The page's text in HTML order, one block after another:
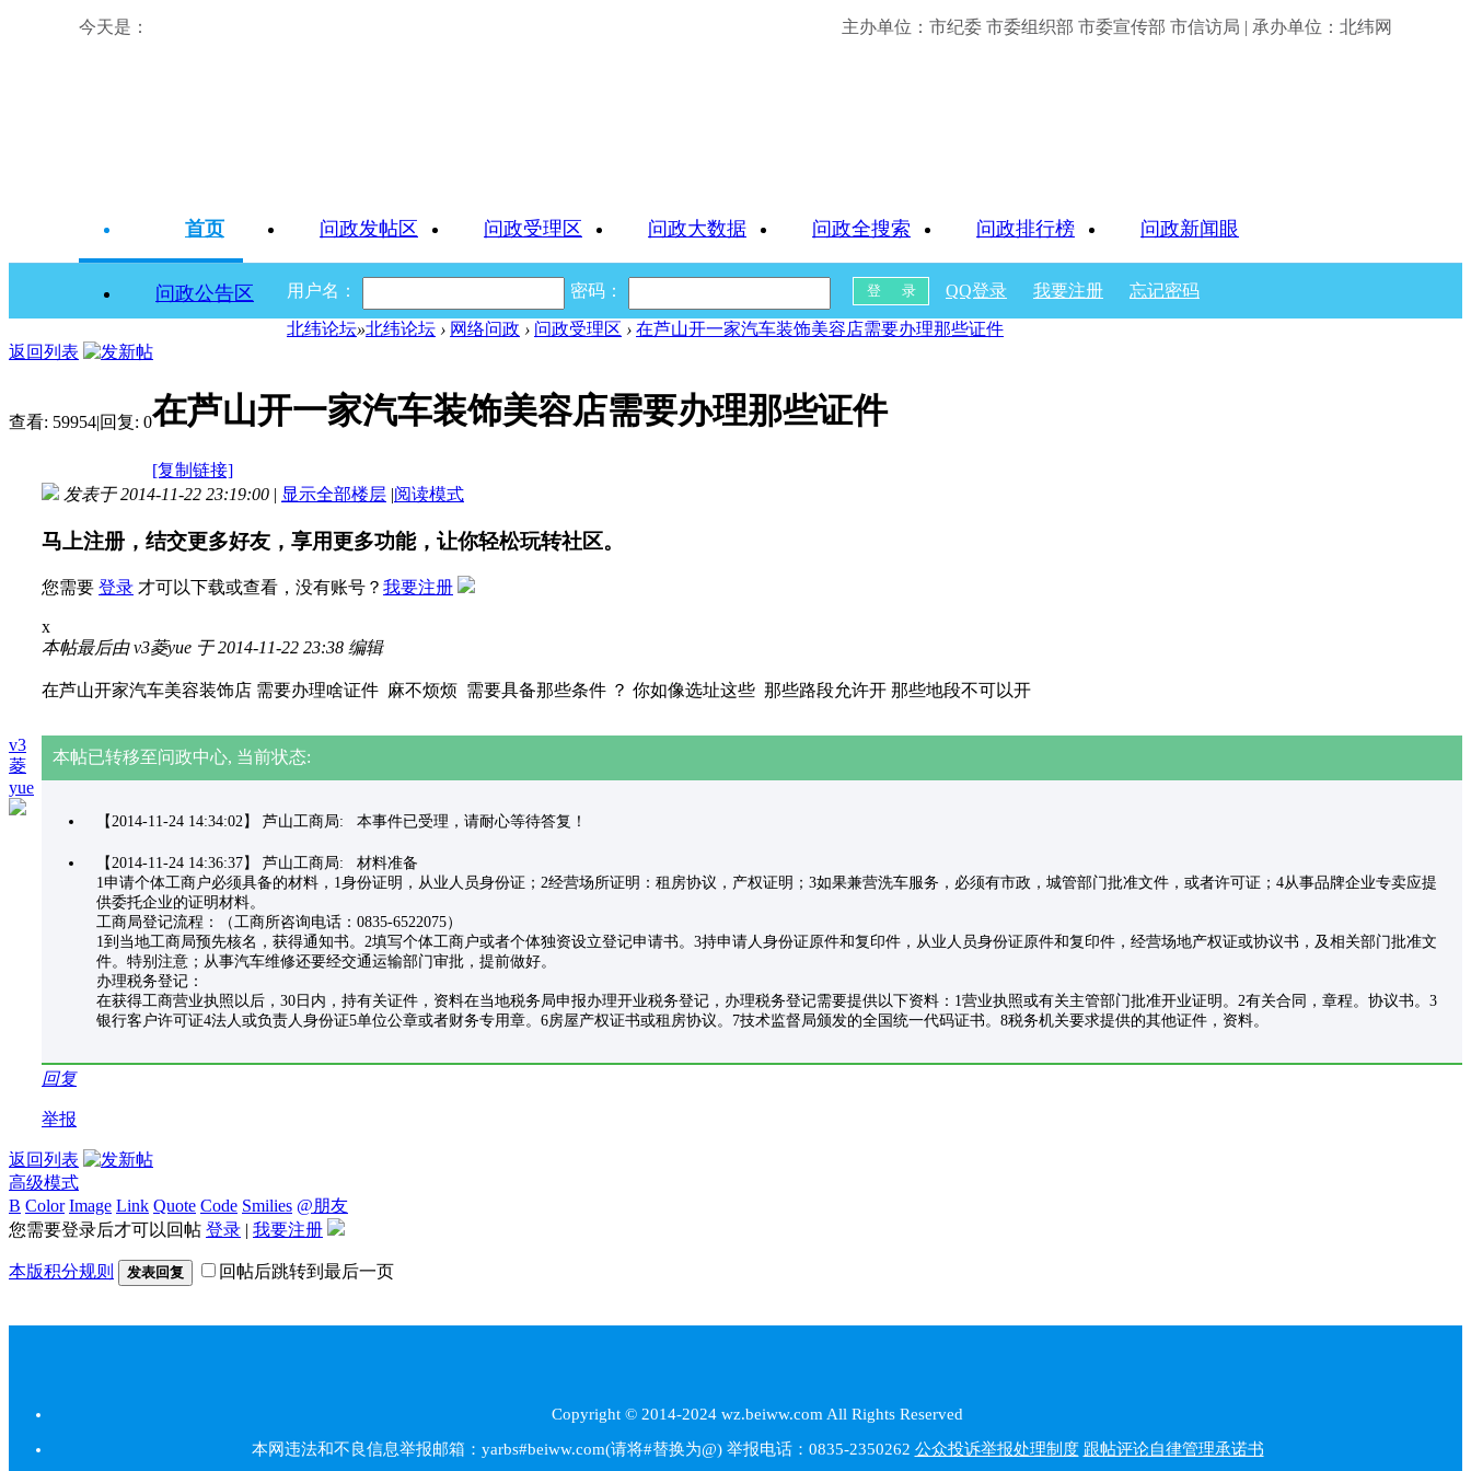
今天是： 主办单位：市纪委 市委组织部 市委宣传部 市信访局 | 承办单位：北纬网
首页 问政发帖区 问政受理区 问政大数据 问政全搜索 问政排行榜 问政新闻眼
问政公告区 用户名： 密码： QQ登录 我要注册 忘记密码
北纬论坛»北纬论坛 › 网络问政 › 问政受理区 › 在芦山开一家汽车装饰美容店需要办理那些证件
返回列表
查看: 59954|回复: 0在芦山开一家汽车装饰美容店需要办理那些证件
[复制链接]
v3
菱
yue
发表于 2014-11-22 23:19:00 | 显示全部楼层 |阅读模式
马上注册，结交更多好友，享用更多功能，让你轻松玩转社区。
您需要 登录 才可以下载或查看，没有账号？ 我要注册
x
本帖最后由 v3菱yue 于 2014-11-22 23:38 编辑
在芦山开家汽车美容装饰店 需要办理啥证件 麻不烦烦 需要具备那些条件 ？ 你如像选址这些 那些路段允许开 那些地段不可以开
本帖已转移至问政中心, 当前状态:
【2014-11-24 14:34:02】 芦山工商局: 本事件已受理，请耐心等待答复！
【2014-11-24 14:36:37】 芦山工商局: 材料准备
1申请个体工商户必须具备的材料，1身份证明，从业人员身份证；2经营场所证明：租房协议，产权证明；3如果兼营洗车服务，必须有市政，城管部门批准文件，或者许可证；4从事品牌企业专卖应提
供委托企业的证明材料。
工商局登记流程：（工商所咨询电话：0835-6522075）
1到当地工商局预先核名，获得通知书。2填写个体工商户或者个体独资设立登记申请书。3持申请人身份证原件和复印件，从业人员身份证原件和复印件，经营场地产权证或协议书，及相关部门批准文
件。特别注意；从事汽车维修还要经交通运输部门审批，提前做好。
办理税务登记：
在获得工商营业执照以后，30日内，持有关证件，资料在当地税务局申报办理开业税务登记，办理税务登记需要提供以下资料：1营业执照或有关主管部门批准开业证明。2有关合同，章程。协议书。3
银行客户许可证4法人或负责人身份证5单位公章或者财务专用章。6房屋产权证书或租房协议。7技术监督局颁发的全国统一代码证书。8税务机关要求提供的其他证件，资料。
回复
举报
返回列表
高级模式
B Color Image Link Quote Code Smilies @朋友
您需要登录后才可以回帖 登录 | 我要注册
本版积分规则 发表回复 回帖后跳转到最后一页
Copyright © 2014-2024 wz.beiww.com All Rights Reserved
本网违法和不良信息举报邮箱：yarbs#beiww.com(请将#替换为@) 举报电话：0835-2350262 公众投诉举报处理制度 跟帖评论自律管理承诺书